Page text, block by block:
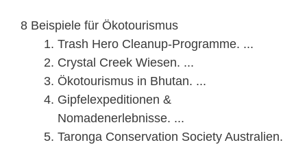
8 Beispiele für Ökotourismus
Trash Hero Cleanup-Programme. ...
Crystal Creek Wiesen. ...
Ökotourismus in Bhutan. ...
Gipfelexpeditionen &
Nomadenerlebnisse. ...
Taronga Conservation Society Australien.